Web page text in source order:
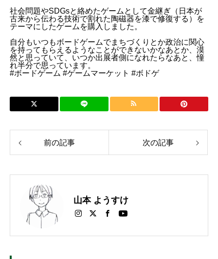
社会問題やSDGsと絡めたゲームとして金継ぎ（日本が
古来から伝わる技術で割れた陶磁器を漆で修復する）を
テーマにしたゲームを購入しました。
自分もいつもボードゲームでまちづくりとか政治に関心
を持ってもらえるようなことができないかなあとか、漠
然と思っていて、いつか出展者側になれたらなあと、憧
れ半分で思っています。
#ボードゲーム #ゲームマーケット #ボドゲ
前の記事 次の記事
山本 ようすけ